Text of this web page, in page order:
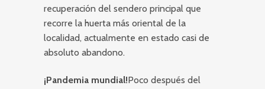
recuperación del sendero principal que
recorre la huerta más oriental de la
localidad, actualmente en estado casi de
absoluto abandono.
¡Pandemia mundial!Poco después del